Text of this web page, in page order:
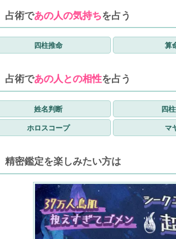
占術であの人の気持ちを占う
四柱推命 算
占術であの人との相性を占う
姓名判断 四
ホロスコープ
マ
精密鑑定を楽しみたい方は